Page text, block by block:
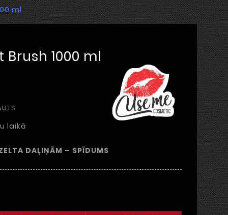
ml
1000 ml
laikā
DAĻIŅĀM – SPĪDUMS